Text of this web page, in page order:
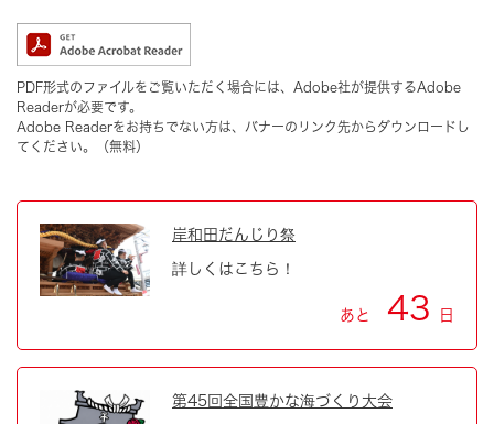
PDF形式のファイルをご覧いただく場合には、Adobe社が提供するAdobe
Readerが必要です。
Adobe Readerをお持ちでない方は、バナーのリンク先からダウンロードし
てください。（無料）
岸和田だんじり祭
詳しくはこちら！
あと 43 日
第45回全国豊かな海づくり大会